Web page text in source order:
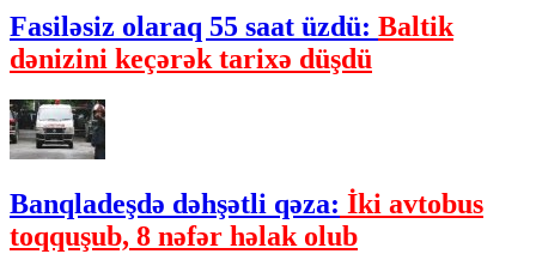
Fasiləsiz olaraq 55 saat üzdü: Baltik
dənizini keçərək tarixə düşdü
Banqladeşdə dəhşətli qəza: İki avtobus
toqquşub, 8 nəfər həlak olub